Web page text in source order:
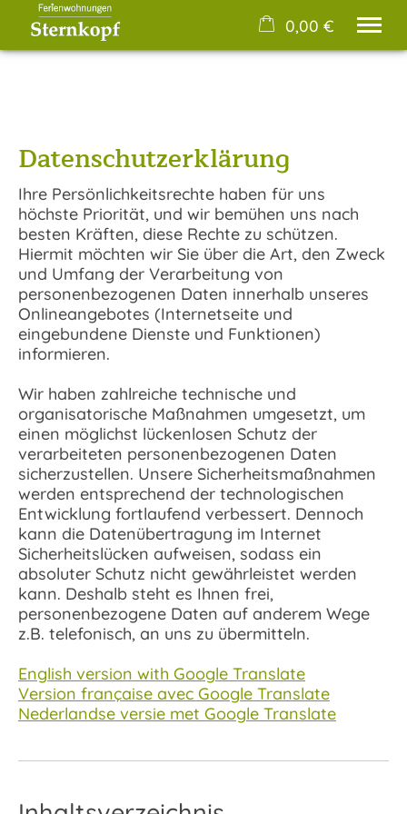
Buchungsanfrage
Kontakt & Anreise
0,00 €
Datenschutzerklärung
Ihre Persönlichkeitsrechte haben für uns
höchste Priorität, und wir bemühen uns nach
besten Kräften, diese Rechte zu schützen.
Hiermit möchten wir Sie über die Art, den Zweck
und Umfang der Verarbeitung von
personenbezogenen Daten innerhalb unseres
Onlineangebotes (Internetseite und
eingebundene Dienste und Funktionen)
informieren.
Wir haben zahlreiche technische und
organisatorische Maßnahmen umgesetzt, um
einen möglichst lückenlosen Schutz der
verarbeiteten personenbezogenen Daten
sicherzustellen. Unsere Sicherheitsmaßnahmen
werden entsprechend der technologischen
Entwicklung fortlaufend verbessert. Dennoch
kann die Datenübertragung im Internet
Sicherheitslücken aufweisen, sodass ein
absoluter Schutz nicht gewährleistet werden
kann. Deshalb steht es Ihnen frei,
personenbezogene Daten auf anderem Wege
z.B. telefonisch, an uns zu übermitteln.
English version with Google Translate
Version française avec Google Translate
Nederlandse versie met Google Translate